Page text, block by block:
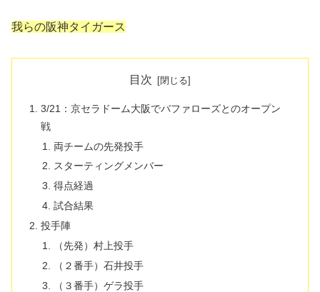
我らの阪神タイガース
目次
3/21：京セラドーム大阪でバファローズとのオープン
戦
両チームの先発投手
スターティングメンバー
得点経過
試合結果
投手陣
（先発）村上投手
（２番手）石井投手
（３番手）ゲラ投手